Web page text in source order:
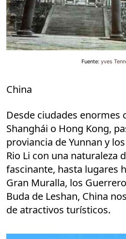
Fuente: yves
China
Desde ciudades enormes
Shanghái o Hong Kong,
proviancia de Yunnan y
Rio Li con una naturaleza
fascinante, hasta lugares
Gran Muralla, los
Buda de Leshan, China
de atractivos turísticos.